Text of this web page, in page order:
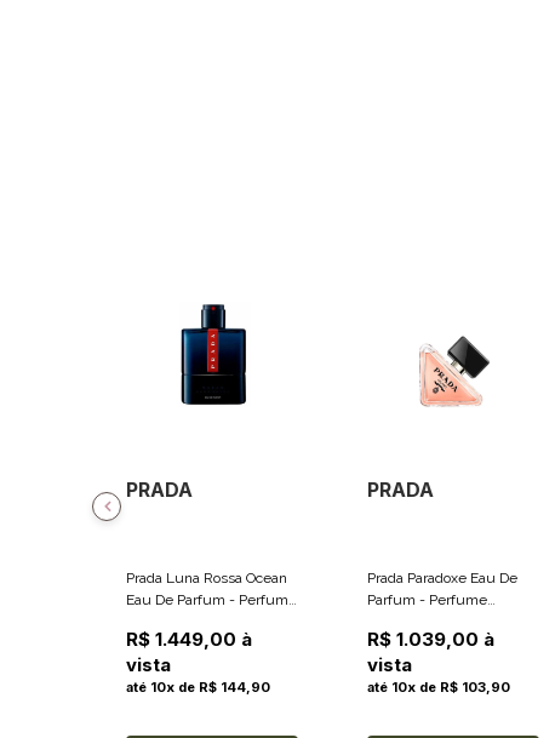
PRADA
Prada Luna Rossa Ocean
Eau De Parfum - Perfume
R$ 1.449,00 à
vista
até 10x de R$ 144,90
PRADA
Prada Paradoxe Eau De
Parfum - Perfume
R$ 1.039,00 à
vista
até 10x de R$ 103,90